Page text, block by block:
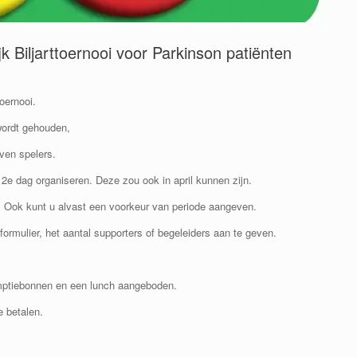
Biljarttoernooi voor Parkinson patiënten
gehouden,
spelers.
dag organiseren. Deze zou ook in april kunnen zijn.
kunt u alvast een voorkeur van periode aangeven.
het aantal supporters of begeleiders aan te geven.
en een lunch aangeboden.
betalen.